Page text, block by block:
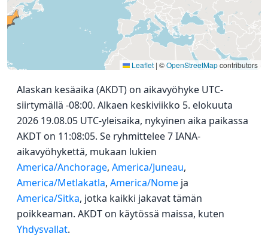
Leaflet | ©OpenStreetMapcontributors
Alaskan kesäaika (AKDT) on aikavyöhyke UTC-
siirtymällä -08:00. Alkaen keskiviikko 5. elokuuta
2026 19.08.05 UTC-yleisaika, nykyinen aika paikassa
AKDT on 11:08:05. Se ryhmittelee 7 IANA-
aikavyöhykettä, mukaan lukien
America/Anchorage, America/Juneau,
America/Metlakatla, America/Nome ja
America/Sitka, jotka kaikki jakavat tämän
poikkeaman. AKDT on käytössä maissa, kuten
Yhdysvallat.